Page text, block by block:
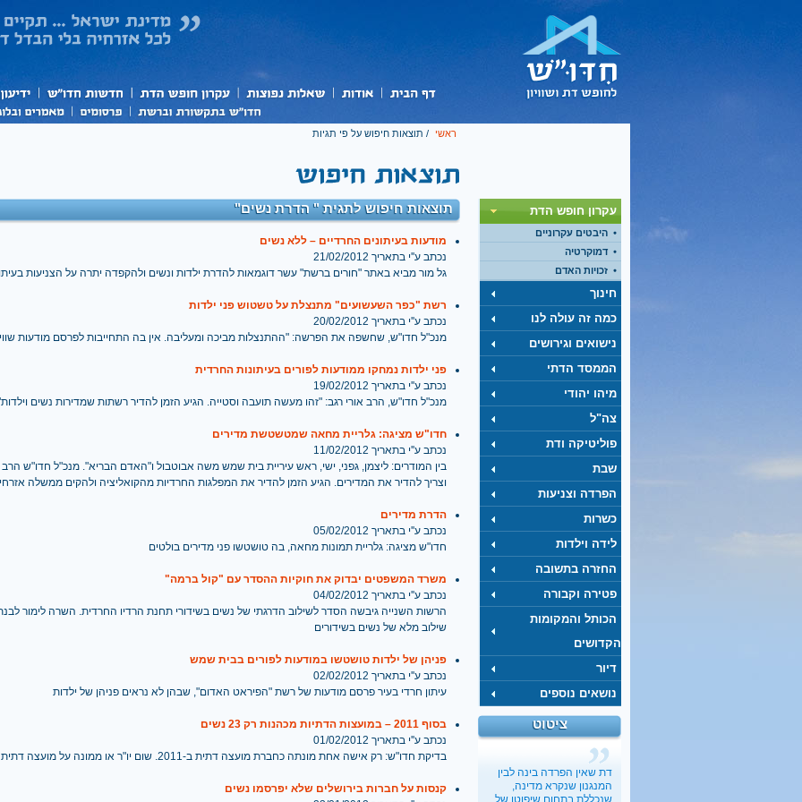
ראשי / תוצאות חיפוש על פי תגיות
עקרון חופש הדת
היבטים עקרוניים
דמוקרטיה
זכויות האדם
חינוך
כמה זה עולה לנו
נישואים וגירושים
הממסד הדתי
מיהו יהודי
צה"ל
פוליטיקה ודת
שבת
הפרדה וצניעות
כשרות
לידה וילדות
החזרה בתשובה
פטירה וקבורה
הכותל והמקומות
הקדושים
דיור
נושאים נוספים
ציטוט
דת שאין הפרדה בינה לבין
המנגנון שנקרא מדינה,
שנכללת בתחום שיפוטו של
כשבעל קונה בלעדיות על
מיניות האישה
בתיה כהנא-דרור
"הארץ"
ישראל מעודדת את העוני
תוצאות חיפוש לתגית " הדרת נשים"
מודעות בעיתונים החרדיים – ללא נשים
נכתב ע''י בתאריך 21/02/2012
גל מור מביא באתר "חורים ברשת" עשר דוגמאות להדרת ילדות ונשים ולהקפדה יתרה על הצניעות
רשת "כפר השעשועים" מתנצלת על טשטוש פני ילדות
נכתב ע''י בתאריך 20/02/2012
מנכ"ל חדו"ש, שחשפה את הפרשה: "ההתנצלות מביכה ומעליבה. אין בה התחייבות לפרסם מודעות
פני ילדות נמחקו ממודעות לפורים בעיתונות החרדית
נכתב ע''י בתאריך 19/02/2012
מנכ"ל חדו"ש, הרב אורי רגב: "זהו מעשה תועבה וסטייה. הגיע הזמן להדיר רשתות שמדירות נשים
חדו"ש מציגה: גלריית מחאה שמטשטשת מדירים
נכתב ע''י בתאריך 11/02/2012
בין המודרים: ליצמן, גפני, ישי, ראש עיריית בית שמש משה אבוטבול ו"האדם הבריא". מנכ"ל חדו"ש
וצריך להדיר את המדירים. הגיע הזמן להדיר את המפלגות החרדיות מהקואליציה ולהקים ממשלה
הדרת מדירים
נכתב ע''י בתאריך 05/02/2012
חדו"ש מציגה: גלריית תמונות מחאה, בה טושטשו פני מדירים בולטים
משרד המשפטים יבדוק את חוקיות ההסדר עם "קול ברמה"
נכתב ע''י בתאריך 04/02/2012
הרשות השנייה גיבשה הסדר לשילוב הדרגתי של נשים בשידורי תחנת הרדיו החרדית. השרה לימור
שילוב מלא של נשים בשידורים
פניהן של ילדות טושטשו במודעות לפורים בבית שמש
נכתב ע''י בתאריך 02/02/2012
עיתון חרדי בעיר פרסם מודעות של רשת "הפיראט האדום", שבהן לא נראים פניהן של ילדות
בסוף 2011 – במועצות הדתיות מכהנות רק 23 נשים
נכתב ע''י בתאריך 01/02/2012
בדיקת חדו"ש: רק אישה אחת מונתה כחברת מועצה דתית ב-2011. שום יו"ר או ממונה על מועצה דתית אינו אישה
קנסות על חברות בירושלים שלא יפרסמו נשים